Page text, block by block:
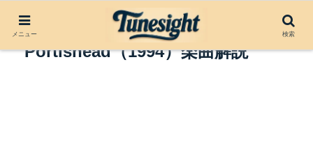
Glory Box by
Portishead（1994）楽曲解説
メニュー 検索